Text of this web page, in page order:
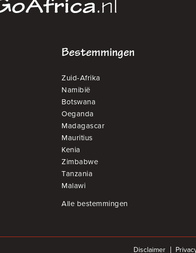
Bestemmingen
Zuid-Afrika
Namibië
Botswana
Oeganda
Madagascar
Mauritius
Kenia
Zimbabwe
Tanzania
Malawi
Alle bestemmingen
Disclaimer